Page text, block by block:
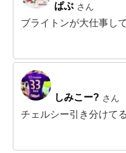
ぱぶ さん
ブライトンが大仕事し
しみこー? さん
チェルシー引き分けて